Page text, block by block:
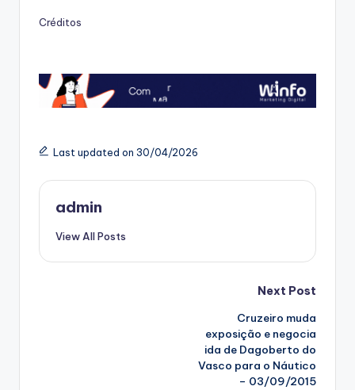
Créditos
Last updated on 30/04/2026
admin
View All Posts
Next Post
Cruzeiro muda
exposição e negocia
ida de Dagoberto do
Vasco para o Náutico
– 03/09/2015